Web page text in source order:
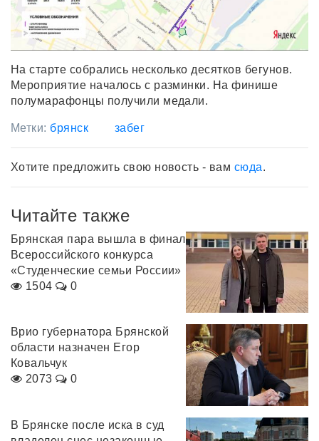
На старте собрались несколько десятков бегунов.
Мероприятие началось с разминки. На финише
полумарафонцы получили медали.
Метки: брянск забег
Хотите предложить свою новость - вам сюда.
Читайте также
Брянская пара вышла в финал
Всероссийского конкурса
«Студенческие семьи России»
1504
0
Врио губернатора Брянской
области назначен Егор
Ковальчук
2073
0
В Брянске после иска в суд